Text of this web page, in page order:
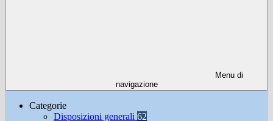
Menu di
navigazione
Categorie
Disposizioni generali 62